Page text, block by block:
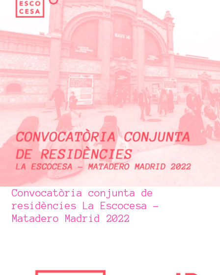
Convocatòria conjunta de
residències La Escocesa -
Matadero Madrid 2022